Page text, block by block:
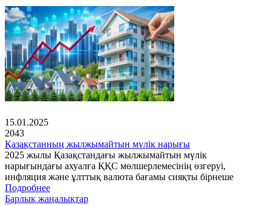
15.01.2025
2043
Қазақстанның жылжымайтын мүлік нарығы
2025 жылы Қазақстандағы жылжымайтын мүлік
нарығындағы ахуалға ҚҚС мөлшерлемесінің өзгеруі,
инфляция және ұлттық валюта бағамы сияқты бірнеше
Подробнее
Барлық жаңалықтар